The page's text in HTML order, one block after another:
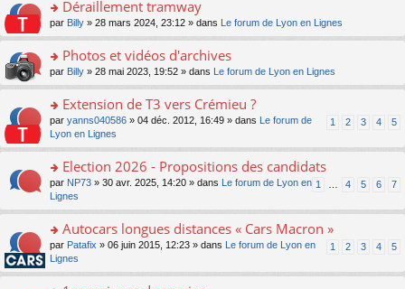
e
nt
u
s
ré
c
e
o
n
lu
pl
u
s
ré
c
e
a
e
o
n
lu
pl
u
s
ré
c
e
nt
m
e
s
a
g
e
n
o
n
pl
u
s
ré
c
nt
o
n
ult
er
le
m
e
s
g
e
n
o
n
le
Déraillement tramway
par Billy » 28 mars 2024, 23:12 » dans Le forum de Lyon en Lignes
o
n
ult
er
le
m
e
s
s
e
n
o
n
Photos et vidéos d'archives
par Billy » 28 mai 2023, 19:52 » dans Le forum de Lyon en Lignes
o
s
er
le
m
e
s
s
a
Extension de T3 vers Crémieu ?
1 2 3 4 5
par yanns040586 » 04 déc. 2012, 16:49 » dans
Le forum de
Lyon en Lignes
o
s
er
le
m
e
Election 2026 - Propositions des candidats
1 4 5 6 7
par NP73 » 30 avr. 2025, 14:20 » dans
Le forum de Lyon en
Lignes
o
s
Autocars longues distances « Cars Macron »
1 2 3 4 5
par Patafix » 06 juin 2015, 12:23 » dans
Le forum de Lyon en
Lignes